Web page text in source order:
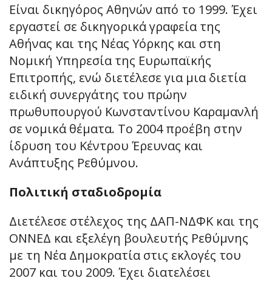
Είναι δικηγόρος Αθηνών από το 1999. Έχει
εργαστεί σε δικηγορικά γραφεία της
Αθήνας και της Νέας Υόρκης και στη
Νομική Υπηρεσία της Ευρωπαϊκής
Επιτροπής, ενώ διετέλεσε για μια διετία
ειδική συνεργάτης του πρώην
πρωθυπουργού Κωνσταντίνου Καραμανλή
σε νομικά θέματα. Το 2004 προέβη στην
ίδρυση του Κέντρου Έρευνας και
Ανάπτυξης Ρεθύμνου.
Πολιτική σταδιοδρομία
Διετέλεσε στέλεχος της ΔΑΠ-ΝΔΦΚ και της
ΟΝΝΕΔ και εξελέγη βουλευτής Ρεθύμνης
με τη Νέα Δημοκρατία στις εκλογές του
2007 και του 2009. Έχει διατελέσει